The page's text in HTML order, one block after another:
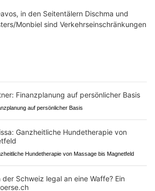
in den Seitentälern Dischma und
Monbiel sind Verkehrseinschränkungen
auf persönlicher Basis
Hundetherapie von Massage bis Magnetfeld